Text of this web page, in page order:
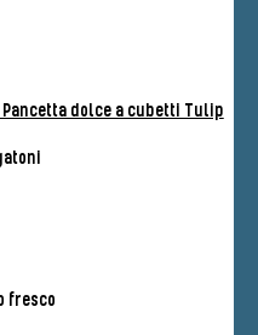
Pancetta dolce a cubetti Tulip
fresco